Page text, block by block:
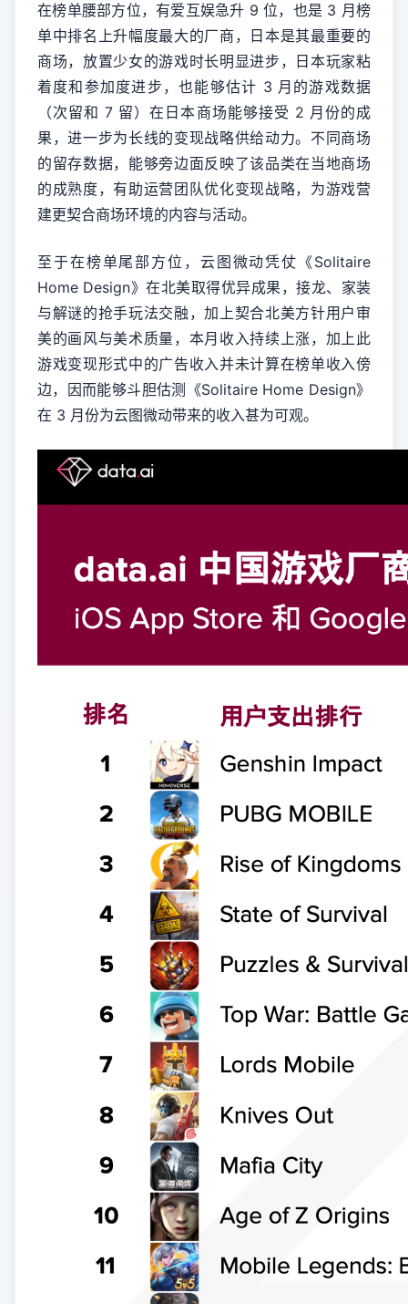
在榜单腰部方位，有爱互娱急升 9 位，也是 3 月榜
单中排名上升幅度最大的厂商，日本是其最重要的
商场，放置少女的游戏时长明显进步，日本玩家粘
着度和参加度进步，也能够估计 3 月的游戏数据
（次留和 7 留）在日本商场能够接受 2 月份的成
果，进一步为长线的变现战略供给动力。不同商场
的留存数据，能够旁边面反映了该品类在当地商场
的成熟度，有助运营团队优化变现战略，为游戏营
建更契合商场环境的内容与活动。
至于在榜单尾部方位，云图微动凭仗《Solitaire
Home Design》在北美取得优异成果，接龙、家装
与解谜的抢手玩法交融，加上契合北美方针用户审
美的画风与美术质量，本月收入持续上涨，加上此
游戏变现形式中的广告收入并未计算在榜单收入傍
边，因而能够斗胆估测《Solitaire Home Design》
在 3 月份为云图微动带来的收入甚为可观。